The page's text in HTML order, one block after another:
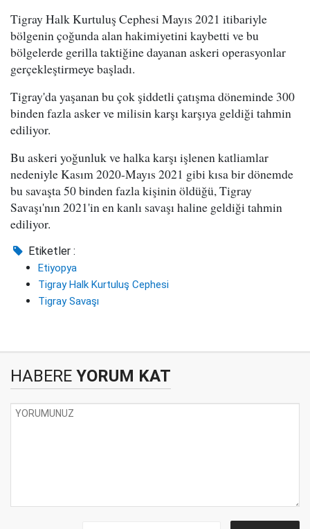
Tigray Halk Kurtuluş Cephesi Mayıs 2021 itibariyle
bölgenin çoğunda alan hakimiyetini kaybetti ve bu
bölgelerde gerilla taktiğine dayanan askeri operasyonlar
gerçekleştirmeye başladı.
Tigray'da yaşanan bu çok şiddetli çatışma döneminde 300
binden fazla asker ve milisin karşı karşıya geldiği tahmin
ediliyor.
Bu askeri yoğunluk ve halka karşı işlenen katliamlar
nedeniyle Kasım 2020-Mayıs 2021 gibi kısa bir dönemde
bu savaşta 50 binden fazla kişinin öldüğü, Tigray
Savaşı'nın 2021'in en kanlı savaşı haline geldiği tahmin
ediliyor.
Etiketler :
Etiyopya
Tigray Halk Kurtuluş Cephesi
Tigray Savaşı
HABERE YORUM KAT